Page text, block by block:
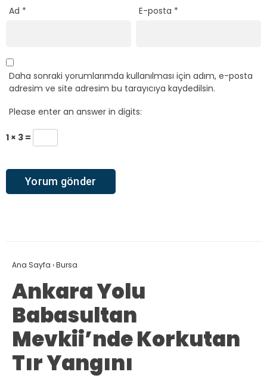
Ad * E-posta *
Daha sonraki yorumlarımda kullanılması için adım, e-posta
adresim ve site adresim bu tarayıcıya kaydedilsin.
Please enter an answer in digits:
1 × 3 =
Ana Sayfa ›Bursa
Ankara Yolu
Babasultan
Mevkii’nde Korkutan
Tır Yangını